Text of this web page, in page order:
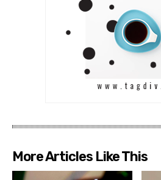
More Articles Like This